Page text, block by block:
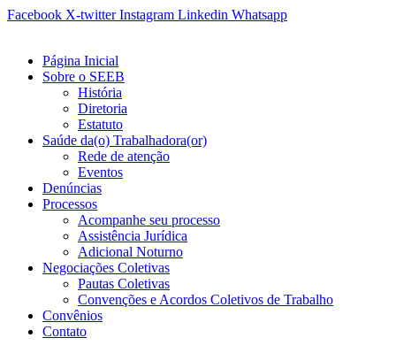
Ir
conteúdo
Facebook X-twitter Instagram Linkedin Whatsapp
Página Inicial
Sobre o SEEB
História
Diretoria
Estatuto
Saúde da(o) Trabalhadora(or)
Rede de atenção
Eventos
Denúncias
Processos
Acompanhe seu processo
Assistência Jurídica
Adicional Noturno
Negociações Coletivas
Pautas Coletivas
Convenções e Acordos Coletivos de Trabalho
Convênios
Contato